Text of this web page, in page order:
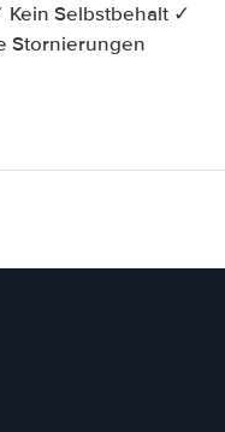
Selbstbehalt ✓
Stornierungen